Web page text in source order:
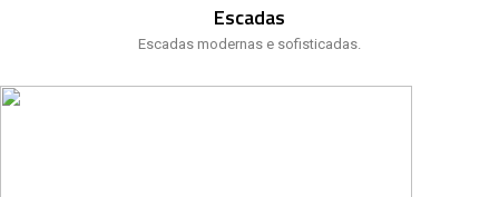
Escadas
Escadas modernas e sofisticadas.